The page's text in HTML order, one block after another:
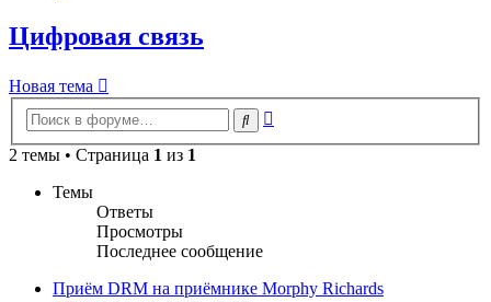
Цифровая связь
Новая тема
Поиск
2 темы • Страница 1 из 1
Темы
Ответы
Просмотры
Последнее сообщение
Приём DRM на приёмнике Morphy Richards